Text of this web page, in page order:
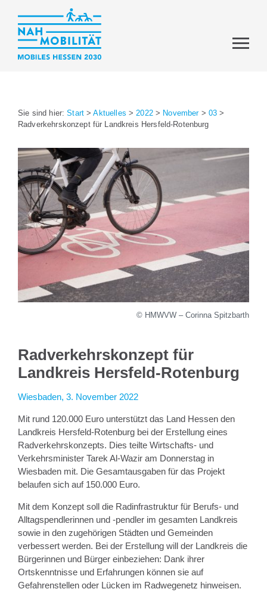
Sie sind hier:Start >Aktuelles >2022> November> 03 >
Radverkehrskonzept für Landkreis Hersfeld-Rotenburg
© HMWVW – Corinna Spitzbarth
Radverkehrskonzept für
Landkreis Hersfeld-Rotenburg
Wiesbaden, 3. November 2022
Mit rund 120.000 Euro unterstützt das Land Hessen den
Landkreis Hersfeld-Rotenburg bei der Erstellung eines
Radverkehrskonzepts. Dies teilte Wirtschafts- und
Verkehrsminister Tarek Al-Wazir am Donnerstag in
Wiesbaden mit. Die Gesamtausgaben für das Projekt
belaufen sich auf 150.000 Euro.
Mit dem Konzept soll die Radinfrastruktur für Berufs- und
Alltagspendlerinnen und -pendler im gesamten Landkreis
sowie in den zugehörigen Städten und Gemeinden
verbessert werden. Bei der Erstellung will der Landkreis die
Bürgerinnen und Bürger einbeziehen: Dank ihrer
Ortskenntnisse und Erfahrungen können sie auf
Gefahrenstellen oder Lücken im Radwegenetz hinweisen.